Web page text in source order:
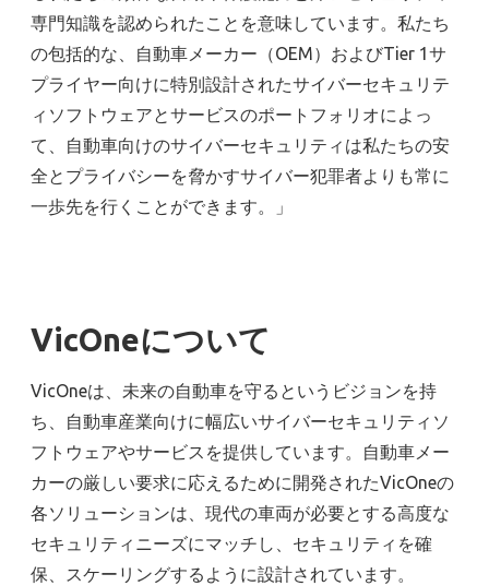
専門知識を認められたことを意味しています。私たち
の包括的な、自動車メーカー（OEM）およびTier 1サ
プライヤー向けに特別設計されたサイバーセキュリテ
ィソフトウェアとサービスのポートフォリオによっ
て、自動車向けのサイバーセキュリティは私たちの安
全とプライバシーを脅かすサイバー犯罪者よりも常に
一歩先を行くことができます。」
VicOneについて
VicOneは、未来の自動車を守るというビジョンを持
ち、自動車産業向けに幅広いサイバーセキュリティソ
フトウェアやサービスを提供しています。自動車メー
カーの厳しい要求に応えるために開発されたVicOneの
各ソリューションは、現代の車両が必要とする高度な
セキュリティニーズにマッチし、セキュリティを確
保、スケーリングするように設計されています。